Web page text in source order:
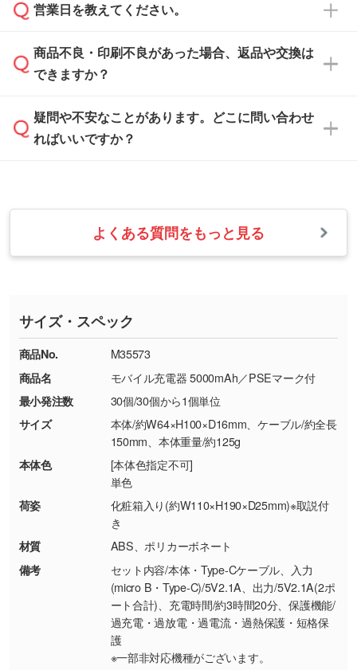
なお、印刷用データの作り方に関する詳細は、
しい
解像度の低い画像や、手書きのイラスト、写真
などを、印刷に適したベクターデータに変換し
・フルカラーデータを1色に変換してほしい
・1色印刷でグラデーションや濃淡を表現した
い
す。→詳しく見る
・コーポレートカラーを使って印刷したい／印
刷色にこだわりがある
DIC・PANTONEなどのカラーチップの指定や、
現物支給による色指定も承っております。→詳
・背景がある画像からキャラクター部分だけを
使いたいです
シンプルな背景のデータや、使いたいキャラク
ター部分の輪郭がはっきりしているデータは切
り抜き処理が可能です。→
・持っているデータの背景が足りない／塗り足
しの作り方が分からない
印刷したいデータが印刷範囲よりも小さい場
合、シンプルな色・柄の背景であれば拡張が可
ご希望や商品の本体色を確認し、印刷色をご提
本体色がブラック、ネイビーなど濃色の場合は
白色か淡い色の印刷色をおすすめしておりま
本体色がナチュラルなど淡色の場合、印刷をく
っきりと目立たせたいときは濃い印刷色が、柔
らかい雰囲気にしたいときは淡い印刷色が映え
また、お選びいただいた印刷色が本体色に合わ
ない場合や仕上がりに影響しそうな場合は、ス
タッフから別の色をご案内することもございま
営業日を教えてください。
営業日は平日の10:00～18:00で、土日祝日はお
休みとなります。注文・見積・お問い合わせ
速やかに対応いたします。
商品不良・印刷不良があった場合、返品や交換は
できますか？
お手数をお掛けいたしますが、至急担当スタッ
フまでご連絡ください。商品の状況を確認し、
・お届け時に商品が損傷・故障している場合
・ご注文と異なる商品が届いた場合
・印刷不良があった場合
※詳しくは「商品の良品基準について
ください。
【返品・交換ができない場合】
・お客様の元で商品を加工された場合、または
商品が破損した場合
・商品到着後7日以上経過している場合
・お客様のご都合による返品・交換依頼(商
品・色・数量などの注文間違い等)
疑問や不安なことがあります。どこに問い合わせ
ればいいですか？
業日以内に担当スタッフよりメールにてご連絡
いたします。
お急ぎの場合はお電話でのご質問も受け付けて
TEL：0422-29-9911 営業時間10:00～
18:00(土日祝日除く)
よくある質問をもっと見る
サイズ・スペック
商品No.
M35573
商品名
モバイル充電器 5000mAh／PSEマーク付
最小発注数
30個/30個から1個単位
サイズ
本体/約W64×H100×D16mm、ケーブル/約全長
150mm、本体重量/約125g
本体色
[本体色指定不可]
単色
荷姿
化粧箱入り(約W110×H190×D25mm)※取説付
き
材質
ABS、ポリカーボネート
備考
セット内容/本体・Type-Cケーブル、入力
(micro B・Type-C)/5V2.1A、出力/5V2.1A(2ポ
ート合計)、充電時間/約3時間20分、保護機能/
過充電・過放電・過電流・過熱保護・短格保
護
※一部非対応機種がございます。